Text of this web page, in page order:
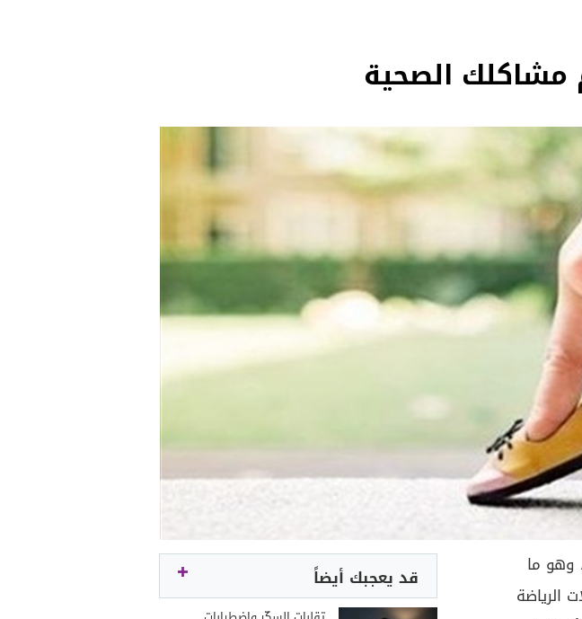
وهو ما
الرياضة
قد يعجبك أيضاً